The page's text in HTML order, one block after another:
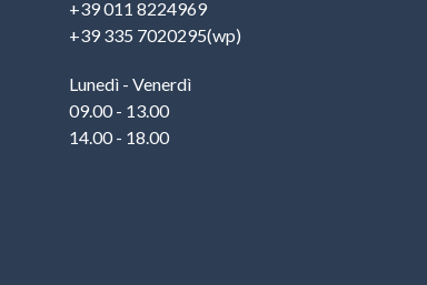
+39 011 8224969
+39 335 7020295(wp)
Lunedì - Venerdì
09.00 - 13.00
14.00 - 18.00